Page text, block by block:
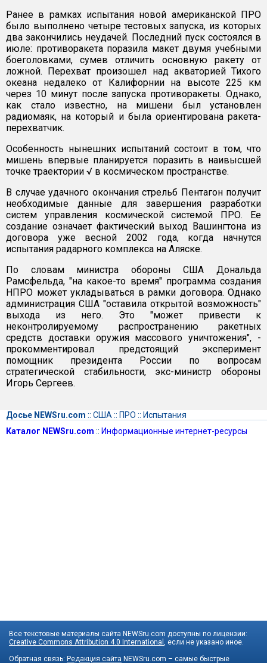
Ранее в рамках испытания новой американской ПРО
было выполнено четыре тестовых запуска, из которых
два закончились неудачей. Последний пуск состоялся в
июле: противоракета поразила макет двумя учебными
боеголовками, сумев отличить основную ракету от
ложной. Перехват произошел над акваторией Тихого
океана недалеко от Калифорнии на высоте 225 км
через 10 минут после запуска противоракеты. Однако,
как стало известно, на мишени был установлен
радиомаяк, на который и была ориентирована ракета-
перехватчик.
Особенность нынешних испытаний состоит в том, что
мишень впервые планируется поразить в наивысшей
точке траектории √ в космическом пространстве.
В случае удачного окончания стрельб Пентагон получит
необходимые данные для завершения разработки
систем управления космической системой ПРО. Ее
создание означает фактический выход Вашингтона из
договора уже весной 2002 года, когда начнутся
испытания радарного комплекса на Аляске.
По словам министра обороны США Дональда
Рамсфельда, "на какое-то время" программа создания
НПРО может укладываться в рамки договора. Однако
администрация США "оставила открытой возможность"
выхода из него. Это "может привести к
неконтролируемому распространению ракетных
средств доставки оружия массового уничтожения", -
прокомментировал предстоящий эксперимент
помощник президента России по вопросам
стратегической стабильности, экс-министр обороны
Игорь Сергеев.
Досье NEWSru.com :: США :: ПРО :: Испытания
Каталог NEWSru.com :: Информационные интернет-ресурсы
Все текстовые материалы сайта NEWSru.com доступны по лицензии:
Creative Commons Attribution 4.0 International
, если не указано иное.
Обратная связь: Редакция сайта NEWSru.com – самые быстрые